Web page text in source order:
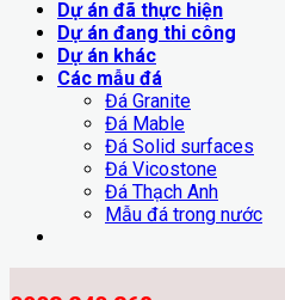
Dự án đã thực hiện
Dự án đang thi công
Dự án khác
Các mẫu đá
Đá Granite
Đá Mable
Đá Solid surfaces
Đá Vicostone
Đá Thạch Anh
Mẫu đá trong nước